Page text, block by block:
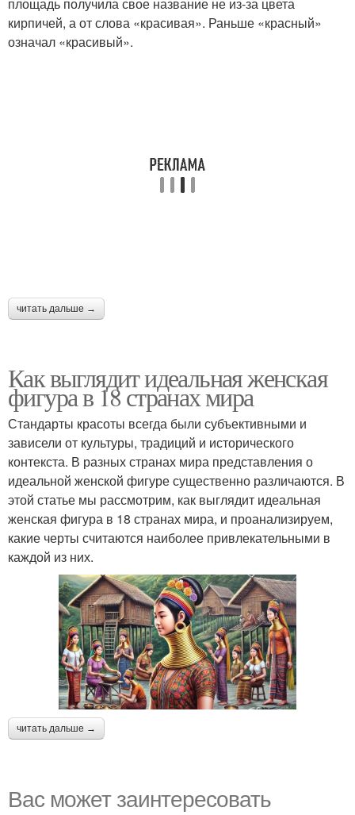
кирпичей, а от слова «красивая». Раньше «красный»
означал «красивый».
читать дальше →
Как выглядит идеальная женская
фигура в 18 странах мира
Стандарты красоты всегда были субъективными и
зависели от культуры, традиций и исторического
контекста. В разных странах мира представления о
идеальной женской фигуре существенно различаются. В
этой статье мы рассмотрим, как выглядит идеальная
женская фигура в 18 странах мира, и проанализируем,
какие черты считаются наиболее привлекательными в
каждой из них.
читать дальше →
Вас может заинтересовать